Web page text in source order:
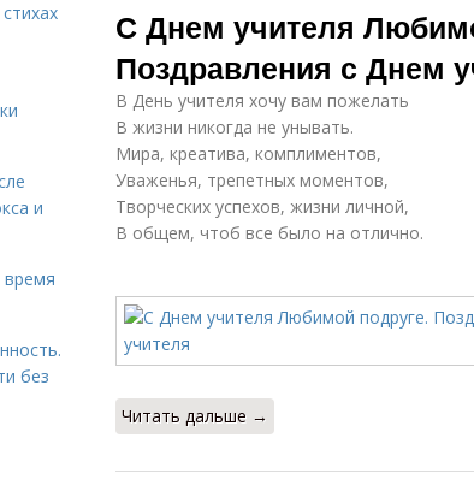
С Днем учителя
Поздравления с Днем
В День учителя хочу вам пожелать
В жизни никогда не унывать.
Мира, креатива, комплиментов,
Уваженья, трепетных моментов,
Творческих успехов, жизни личной,
В общем, чтоб все было на отлично.
Читать дальше →
и
время
без